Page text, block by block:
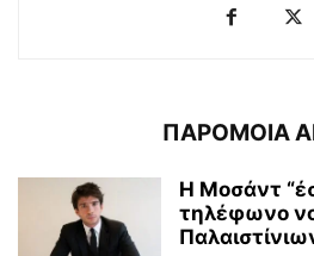
ΠΑΡΟΜΟΙΑ
Η Μοσάντ
τηλέφωνο